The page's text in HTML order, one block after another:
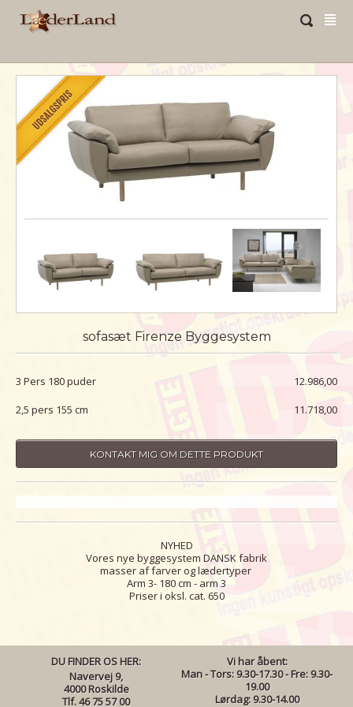
sofasæt Firenze Byggesystem
3 Pers 180 puder
12.986,00
2,5 pers 155 cm
11.718,00
KONTAKT MIG OM DETTE PRODUKT
NYHED
Vores nye byggesystem DANSK fabrik
masser af farver og lædertyper
Arm 3- 180 cm - arm 3
Priser i oksl. cat. 650
DU FINDER OS HER:
Navervej 9,
4000 Roskilde
Tlf. 46 75 57 00
Vi har åbent:
Man - Tors: 9.30-17.30 - Fre: 9.30-
19.00
Lørdag: 9.30-14.00